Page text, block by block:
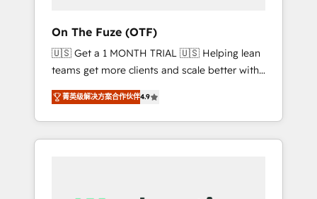
messaging, & conversion strategy that drive
results. 🤖AI Strategy: Activate Breeze Agents,
configure HubSpot AI, & maximize AEO with
tailored AI services. 🧩Integrations: Extend
HubSpot with custom integrations, hosting, &
maintenance.
On The Fuze (OTF)
🇺🇸 Get a 1 MONTH TRIAL 🇺🇸 Helping lean
teams get more clients and scale better with
our HubSpot Consulting & 'Done For You'
Services. 🚀 Who We Work With 🚀 We help
lean, growing companies: - Win more
business - Reduce no-shows - Improve lead
菁英级解决方案合作伙伴4.9